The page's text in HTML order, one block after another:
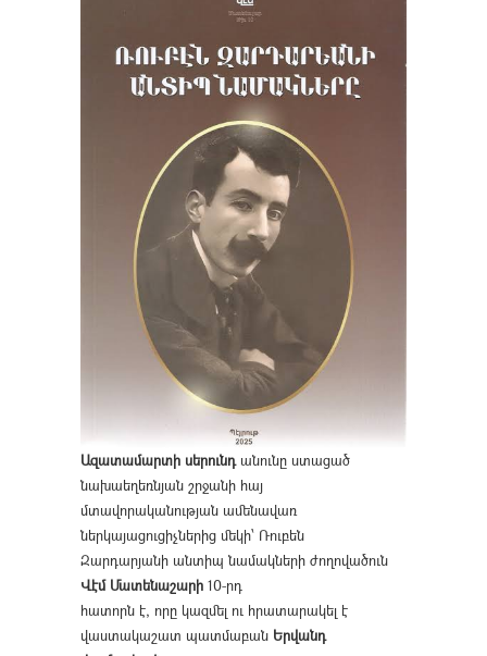
Ազատամարտի սերունդանունը ստացած
նախաեղեռնյան շրջանի հայ
մտավորականության ամենավառ
ներկայացուցիչներից մեկի՝ Ռուբեն
Զարդարյանի անտիպ նամակների ժողովածուն
Վէմ Մատենաշարի 10-րդ
հատորն է, որը կազմել ու հրատարակել է
վաստակաշատ պատմաբան Երվանդ